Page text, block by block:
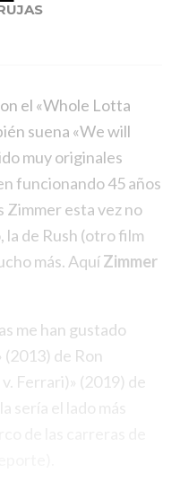
el «Whole Lotta
suena «We will
muy originales
funcionando 45 años
Zimmer esta vez no
la de Rush (otro film
más. AquíZimmer
me han gustado
(2013) de Ron
Ferrari)» (2019) de